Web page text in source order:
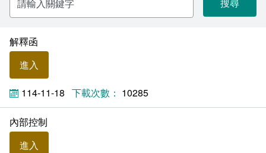
諮詢信箱
常見問答
相關連結
入
關
字
解釋函
進入
114-11-18 10285
內部控制
進入